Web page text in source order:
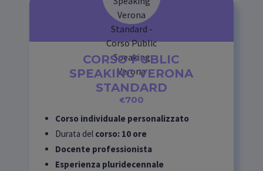
CORSO PUBLIC
SPEAKING VERONA
STANDARD
€700
Corso individuale personalizzato
Durata del corso: 10 ore
Docente professionista
Esperienza pluridecennale